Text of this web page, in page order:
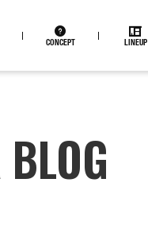
CONCEPT LINEUP